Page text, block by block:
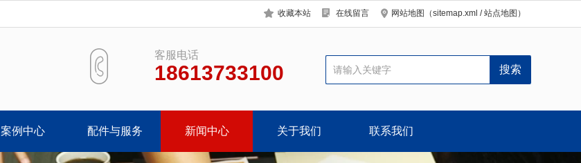
收藏本站 在线留言 网站地图（sitemap.xml /站点地图 ）
客服电话
18613733100
案例中心 配件与服务 新闻中心 关于我们 联系我们